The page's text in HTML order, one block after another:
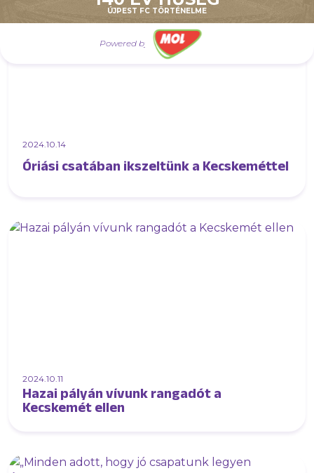
ÚJPEST FC TÖRTÉNELME
Powered by
2024.10.14
Óriási csatában ikszeltünk a Kecskeméttel
2024.10.11
Hazai pályán vívunk rangadót a
Kecskemét ellen